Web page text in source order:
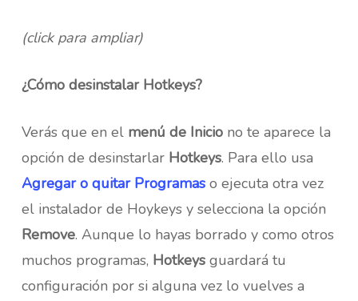
(click para ampliar)
¿Cómo desinstalar Hotkeys?
Verás que en el menú de Iniciono te aparece la
opción de desinstarlar Hotkeys. Para ello usa
Agregar o quitar Programaso ejecuta otra vez
el instalador de Hoykeys y selecciona la opción
Remove. Aunque lo hayas borrado y como otros
muchos programas, Hotkeysguardará tu
configuración por si alguna vez lo vuelves a